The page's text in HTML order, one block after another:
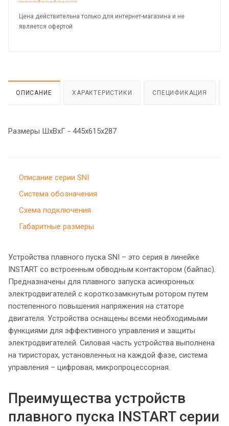
Цена действительна только для интернет-магазина и не
является офертой
ОПИСАНИЕ ХАРАКТЕРИСТИКИ СПЕЦИФИКАЦИЯ
Размеры ШхВхГ - 445х615х287
Описание серии SNI
Система обозначения
Схема подключения
Габаритные размеры
Устройства плавного пуска SNI – это серия в линейке
INSTART со встроенным обводным контактором (байпас).
Предназначены для плавного запуска асинхронных
электродвигателей с короткозамкнутым ротором путем
постепенного повышения напряжения на статоре
двигателя. Устройства оснащены всеми необходимыми
функциями для эффективного управления и защиты
электродвигателей. Силовая часть устройства выполнена
на тиристорах, установленных на каждой фазе, система
управления – цифровая, микропроцессорная.
Преимущества устройств
плавного пуска INSTART серии